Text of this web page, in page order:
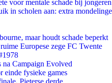
voor mentale schade bij jongeren
in scholen aan: extra mondelinge
maar houdt schade beperkt
Europese zege FC Twente
Campaign Evolved
einde fysieke games
Pieterse derde